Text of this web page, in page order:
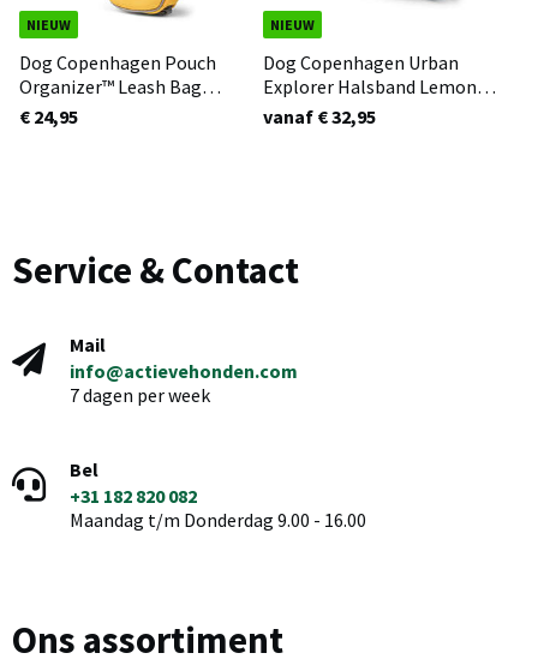
NIEUW
Dog Copenhagen Pouch
Organizer™ Leash Bag
Lemon 3.0
€ 24,95
NIEUW
Dog Copenhagen Urban
Explorer Halsband Lemon
3.0
vanaf € 32,95
Service & Contact
Mail
info@actievehonden.com
7 dagen per week
Bel
+31 182 820 082
Maandag t/m Donderdag 9.00 - 16.00
Ons assortiment